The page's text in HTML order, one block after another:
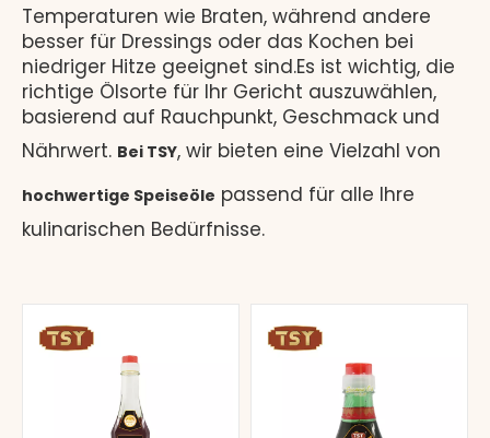
Temperaturen wie Braten, während andere
besser für Dressings oder das Kochen bei
niedriger Hitze geeignet sind.Es ist wichtig, die
richtige Ölsorte für Ihr Gericht auszuwählen,
basierend auf Rauchpunkt, Geschmack und
Nährwert. Bei TSY, wir bieten eine Vielzahl von
hochwertige Speiseöle passend für alle Ihre
kulinarischen Bedürfnisse.